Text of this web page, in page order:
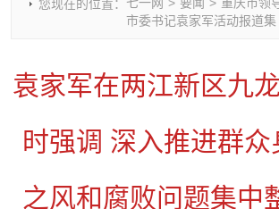
时政要闻
干部任免
理论武装
七一视角
党建动态
人才工作
基层组织建设
作风建设
热点关注
党刊好文
党务知识
党史参阅
七一书院
红岩评论
七一文学
党建头条微信公众号
七一号
您现在的位置：
市委书记袁家军活动报道集
袁家军在两江新区九
时强调 深入推进群
之风和腐败问题集中